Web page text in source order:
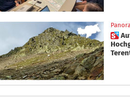
 Auf die